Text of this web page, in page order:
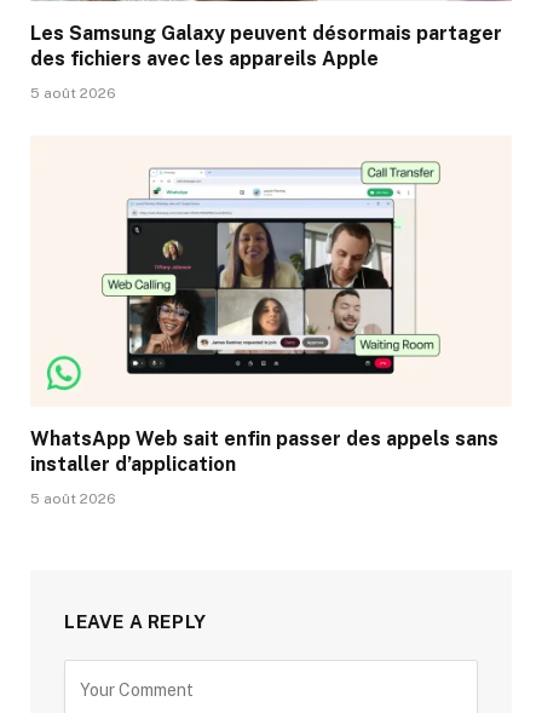
Les Samsung Galaxy peuvent désormais partager
des fichiers avec les appareils Apple
5 août 2026
WhatsApp Web sait enfin passer des appels sans
installer d’application
5 août 2026
LEAVE A REPLY